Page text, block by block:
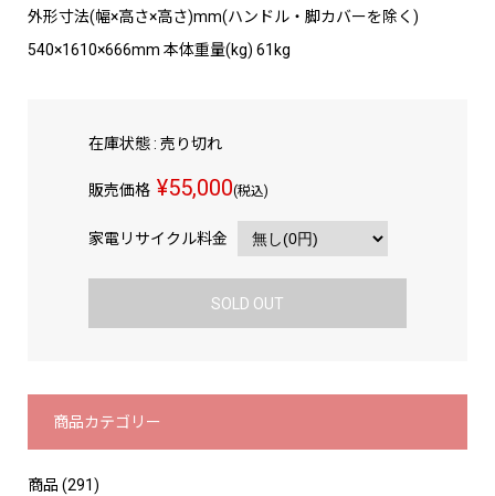
外形寸法(幅×高さ×高さ)mm(ハンドル・脚カバーを除く)
540×1610×666mm 本体重量(kg) 61kg
在庫状態 : 売り切れ
販売価格 ¥55,000(税込)
家電リサイクル料金
SOLD OUT
商品カテゴリー
商品 (291)